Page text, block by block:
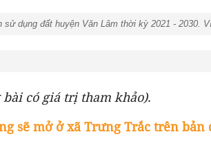
sử dụng đất huyện Văn Lâm thời kỳ 2021 - 2030.
có giá trị tham khảo).
sẽ mở ở xã Trưng Trắc trên bản